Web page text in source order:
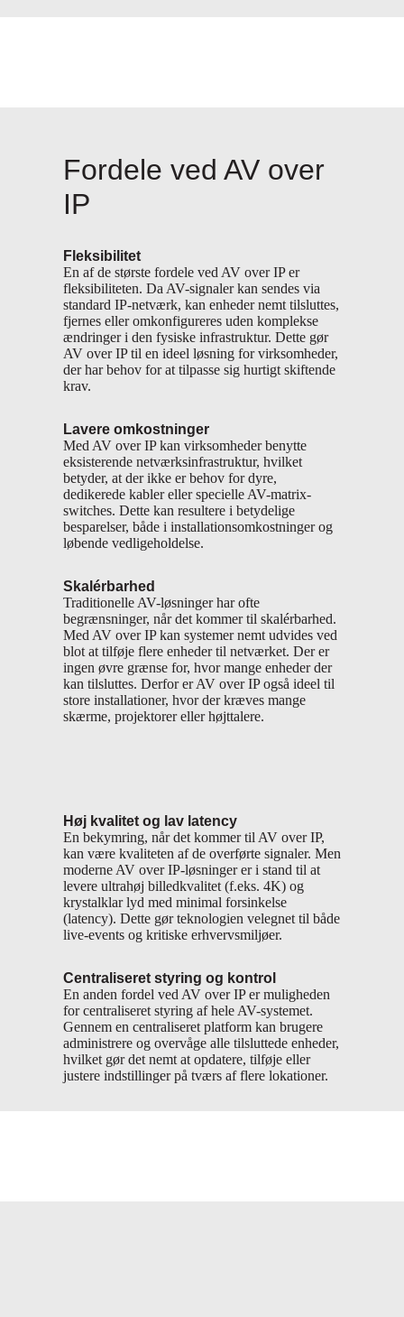
Fordele ved AV over
IP
Fleksibilitet
En af de største fordele ved AV over IP er
fleksibiliteten. Da AV-signaler kan sendes via
standard IP-netværk, kan enheder nemt tilsluttes,
fjernes eller omkonfigureres uden komplekse
ændringer i den fysiske infrastruktur. Dette gør
AV over IP til en ideel løsning for virksomheder,
der har behov for at tilpasse sig hurtigt skiftende
krav.
Lavere omkostninger
Med AV over IP kan virksomheder benytte
eksisterende netværksinfrastruktur, hvilket
betyder, at der ikke er behov for dyre,
dedikerede kabler eller specielle AV-matrix-
switches. Dette kan resultere i betydelige
besparelser, både i installationsomkostninger og
løbende vedligeholdelse.
Skalérbarhed
Traditionelle AV-løsninger har ofte
begrænsninger, når det kommer til skalérbarhed.
Med AV over IP kan systemer nemt udvides ved
blot at tilføje flere enheder til netværket. Der er
ingen øvre grænse for, hvor mange enheder der
kan tilsluttes. Derfor er AV over IP også ideel til
store installationer, hvor der kræves mange
skærme, projektorer eller højttalere.
Høj kvalitet og lav latency
En bekymring, når det kommer til AV over IP,
kan være kvaliteten af de overførte signaler. Men
moderne AV over IP-løsninger er i stand til at
levere ultrahøj billedkvalitet (f.eks. 4K) og
krystalklar lyd med minimal forsinkelse
(latency). Dette gør teknologien velegnet til både
live-events og kritiske erhvervsmiljøer.
Centraliseret styring og kontrol
En anden fordel ved AV over IP er muligheden
for centraliseret styring af hele AV-systemet.
Gennem en centraliseret platform kan brugere
administrere og overvåge alle tilsluttede enheder,
hvilket gør det nemt at opdatere, tilføje eller
justere indstillinger på tværs af flere lokationer.